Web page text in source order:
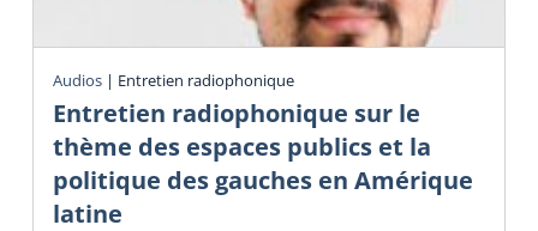
Audios | Entretien radiophonique
Entretien radiophonique sur le
thème des espaces publics et la
politique des gauches en Amérique
latine